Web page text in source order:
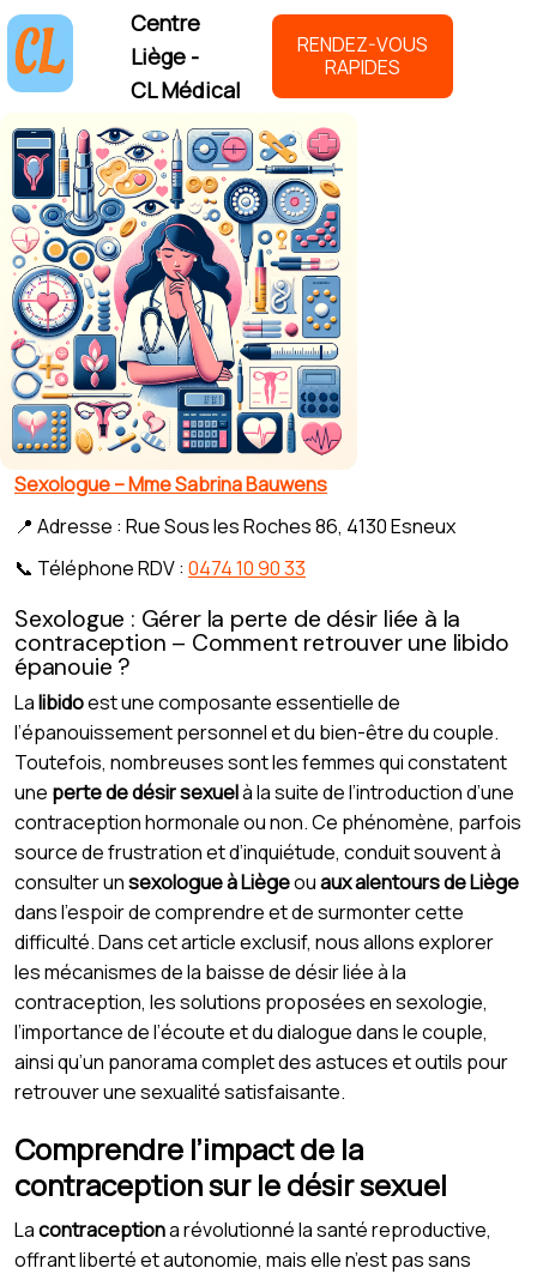
Centre
Liège -
CL Médical
RENDEZ-VOUS
RAPIDES
Sexologue – Mme Sabrina Bauwens
📍 Adresse : Rue Sous les Roches 86, 4130 Esneux
📞 Téléphone RDV : 0474 10 90 33
Sexologue : Gérer la perte de désir liée à la
contraception – Comment retrouver une libido
épanouie ?
Lalibidoest une composante essentielle de
l’épanouissement personnel et du bien-être du couple.
Toutefois, nombreuses sont les femmes qui constatent
une perte de désir sexuelà la suite de l’introduction d’une
contraception hormonale ou non. Ce phénomène, parfois
source de frustration et d’inquiétude, conduit souvent à
consulter unsexologue à Liègeouaux alentours de Liège
dans l’espoir de comprendre et de surmonter cette
difficulté. Dans cet article exclusif, nous allons explorer
les mécanismes de la baisse de désir liée à la
contraception, les solutions proposées en sexologie,
l’importance de l’écoute et du dialogue dans le couple,
ainsi qu’un panorama complet des astuces et outils pour
retrouver une sexualité satisfaisante.
Comprendre l’impact de la
contraception sur le désir sexuel
Lacontraceptiona révolutionné la santé reproductive,
offrant liberté et autonomie, mais elle n’est pas sans